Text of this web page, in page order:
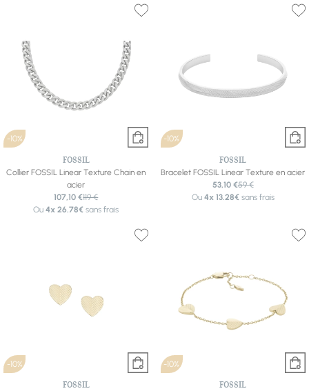
-10%
FOSSIL
Collier FOSSIL Linear Texture Chain en
acier
107,10 €119 €
Ou4x 26.78€ sans frais
-10%
FOSSIL
Bracelet FOSSIL Linear Texture en acier
53,10 €59 €
Ou 4x 13.28€sans frais
-10%
FOSSIL
-10%
FOSSIL